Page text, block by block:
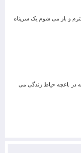
چترم و باز می شوم یک سرپناه
که در باغچه حیاط زندگی می